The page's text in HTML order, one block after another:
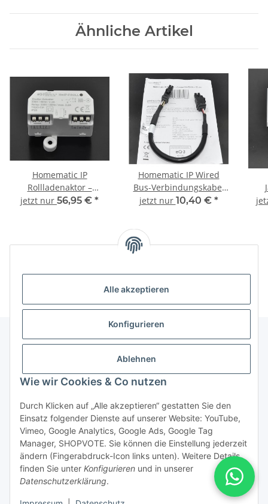
Alle akzeptieren
Konfigurieren
Ablehnen
Wie wir Cookies & Co nutzen
Durch Klicken auf „Alle akzeptieren“ gestatten Sie den
Einsatz folgender Dienste auf unserer Website: YouTube,
Vimeo, Google Analytics, Google Ads, Google Tag
Manager, SHOPVOTE. Sie können die Einstellung jederzeit
ändern (Fingerabdruck-Icon links unten). Weitere Details
finden Sie unter Konfigurieren und in unserer
Datenschutzerklärung.
Ähnliche Artikel
Homematic IP
Rollladenaktor –
Unterputz HmIP-FROLL
jetzt nur 56,95 € *
Homematic IP Wired
Bus-Verbindungskabel
HmIPW-BC22 - 22 cm
jetzt nur 10,40 € *
Service/Retouren
Vertrag widerrufen